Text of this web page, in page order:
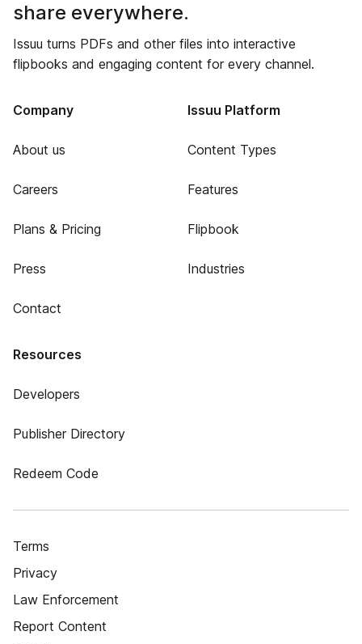
share everywhere.
Issuu turns PDFs and other files into interactive
flipbooks and engaging content for every channel.
Company
About us
Careers
Plans & Pricing
Press
Contact
Issuu Platform
Content Types
Features
Flipbook
Industries
Resources
Developers
Publisher Directory
Redeem Code
Terms
Privacy
Law Enforcement
Report Content